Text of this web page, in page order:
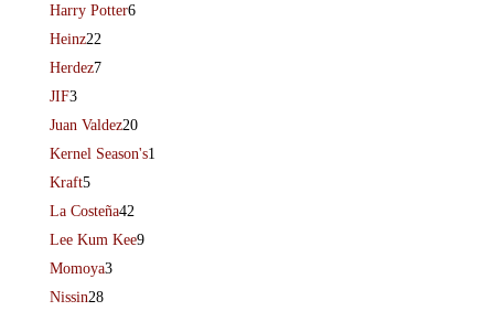
Harry Potter6
Heinz22
Herdez7
JIF3
Juan Valdez20
Kernel Season's1
Kraft5
La Costeña42
Lee Kum Kee9
Momoya3
Nissin28